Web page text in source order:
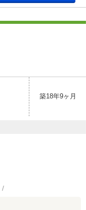
築18年9ヶ月